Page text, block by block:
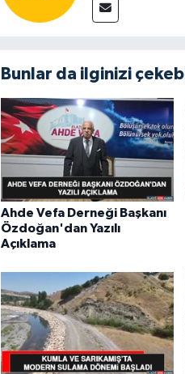
Bunlar da ilginizi
Ahde Vefa Derneği Başkanı
Özdoğan'dan Yazılı
Açıklama